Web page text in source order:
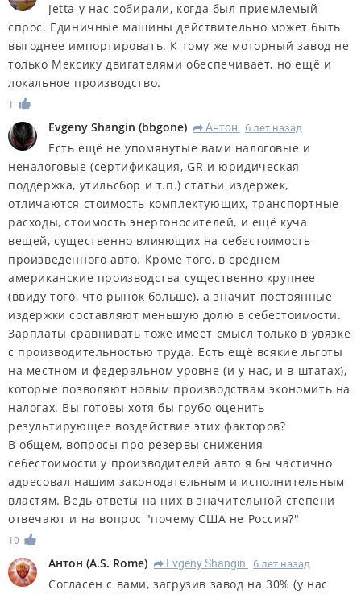
Jetta у нас собирали, когда был приемлемый
спрос. Единичные машины действительно может быть
выгоднее импортировать. К тому же моторный завод не
только Мексику двигателями обеспечивает, но ещё и
локальное производство.
1
Evgeny Shangin (bbgone) R Антон 6 лет назад
Есть ещё не упомянутые вами налоговые и
неналоговые (сертификация, GR и юридическая
поддержка, утильсбор и т.п.) статьи издержек,
отличаются стоимость комплектующих, транспортные
расходы, стоимость энергоносителей, и ещё куча
вещей, существенно влияющих на себестоимость
произведенного авто. Кроме того, в среднем
американские производства существенно крупнее
(ввиду того, что рынок больше), а значит постоянные
издержки составляют меньшую долю в себестоимости.
Зарплаты сравнивать тоже имеет смысл только в увязке
с производительностью труда. Есть ещё всякие льготы
на местном и федеральном уровне (и у нас, и в штатах),
которые позволяют новым производствам экономить на
налогах. Вы готовы хотя бы грубо оценить
результирующее воздействие этих факторов?
В общем, вопросы про резервы снижения
себестоимости у производителей авто я бы частично
адресовал нашим законодательным и исполнительным
властям. Ведь ответы на них в значительной степени
отвечают и на вопрос "почему США не Россия?"
10
Антон (A.S. Rome) R Evgeny Shangin 6 лет назад
Согласен с вами, загрузив завод на 30% (у нас